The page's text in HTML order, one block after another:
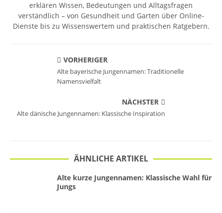
erklären Wissen, Bedeutungen und Alltagsfragen
verständlich – von Gesundheit und Garten über Online-
Dienste bis zu Wissenswertem und praktischen Ratgebern.
VORHERIGER
Alte bayerische Jungennamen: Traditionelle
Namensvielfalt
NÄCHSTER
Alte dänische Jungennamen: Klassische Inspiration
ÄHNLICHE ARTIKEL
Alte kurze Jungennamen: Klassische Wahl für
Jungs